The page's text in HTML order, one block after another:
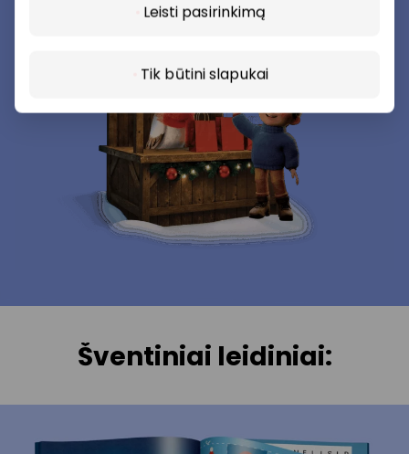
Leisti pasirinkimą
Tik būtini slapukai
Šventiniai leidiniai: